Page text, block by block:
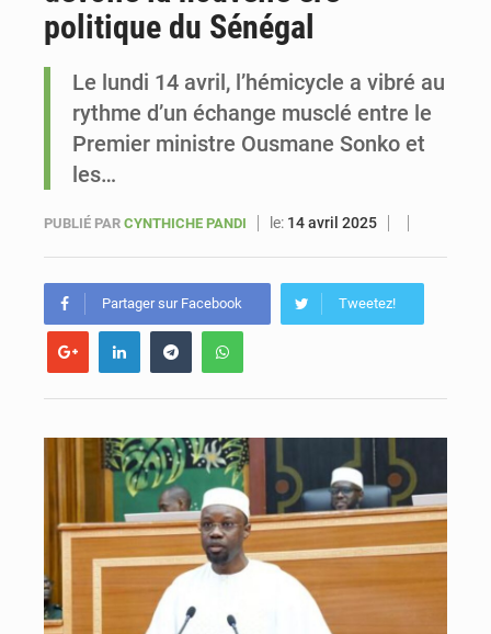
politique du Sénégal
Le lundi 14 avril, l’hémicycle a vibré au
rythme d’un échange musclé entre le
Premier ministre Ousmane Sonko et
les…
PUBLIÉ PAR CYNTHICHE PANDI le: 14 avril 2025
Partager sur Facebook Tweetez!